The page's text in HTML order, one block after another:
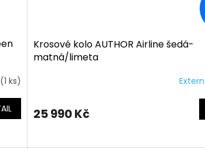
(1 ks)
Krosové kolo AUTHOR Airline šedá-
matná/limeta
25 990 Kč